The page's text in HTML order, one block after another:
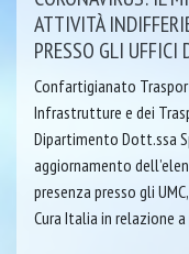
ATTIVITÀ
PRESSO GLI
Confartigianato
Infrastrutture e dei
Dipartimento Dott.ssa
aggiornamento
presenza presso gli
Cura Italia in relazione